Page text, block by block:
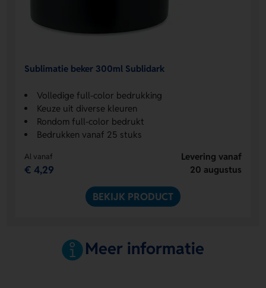
Sublimatie beker 300ml Sublidark
Volledige full-color bedrukking
Keuze uit diverse kleuren
Rondom full-color bedrukt
Bedrukken vanaf 25 stuks
Al vanaf
€ 4,29
Levering vanaf
20 augustus
BEKIJK PRODUCT
Meer informatie